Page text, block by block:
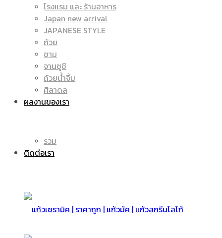
โรงแรม และ ร้านอาหาร
Japan new arrival
JAPANESE STYLE
ถ้วย
ชาม
จานซูชิ
ถ้วยน้ำจิ้ม
ศิลาดล
ผลงานของเรา
รวม
ติดต่อเรา